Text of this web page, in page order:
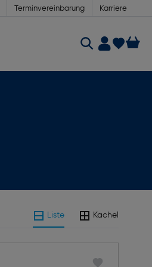
Terminvereinbarung Karriere
Liste Kachel